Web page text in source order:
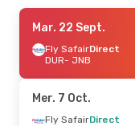
Mer. 23 Sept.
Fly SafairDirect
DUR- JNB
JNB- DUR
Mar. 22 Sept.
Fly SafairDirect
DUR- JNB
Mer. 7 Oct.
Fly SafairDirect